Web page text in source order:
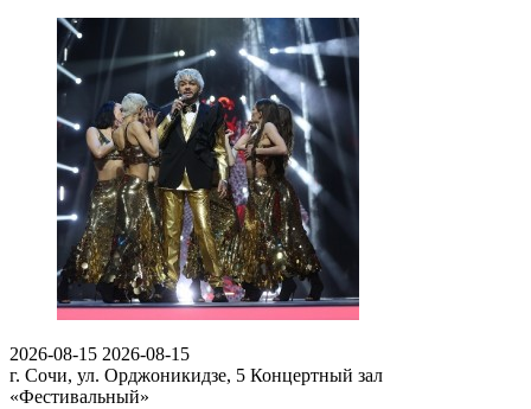
2026-08-15 2026-08-15
г. Сочи, ул. Орджоникидзе, 5 Концертный зал
«Фестивальный»